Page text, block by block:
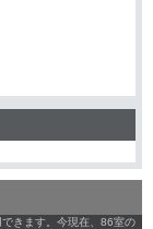
きます。今現在、86室の